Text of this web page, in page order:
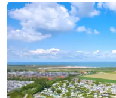
Bad
Bad
Strand
Resort
Nieuwvliet-
Bad
-
Waterdunen
-
Zonneweelde
-
Zwinhoeve
Hôtels